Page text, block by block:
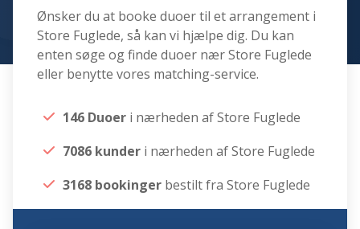
Ønsker du at booke duoer til et arrangement i
Store Fuglede, så kan vi hjælpe dig. Du kan
enten søge og finde duoer nær Store Fuglede
eller benytte vores matching-service.
146 Duoer i nærheden af Store Fuglede
7086 kunder i nærheden af Store Fuglede
3168 bookinger bestilt fra Store Fuglede